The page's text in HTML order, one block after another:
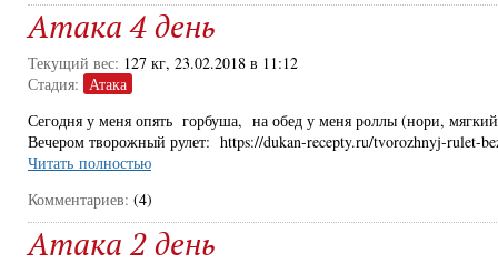
Атака 4 день
Текущий вес: 127 кг, 23.02.2018 в 11:12
Стадия: Атака
Сегодня у меня опять горбуша, на обед у меня роллы (нори,
Вечером творожный рулет: https://dukan-recepty.ru/tvorozhnyj-
Читать полностью
Комментариев: (4)
Атака 2 день